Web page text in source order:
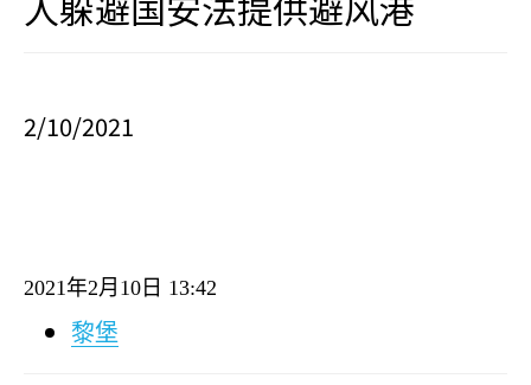
2/10/2021
2021年2月 10 日 13:42
黎堡